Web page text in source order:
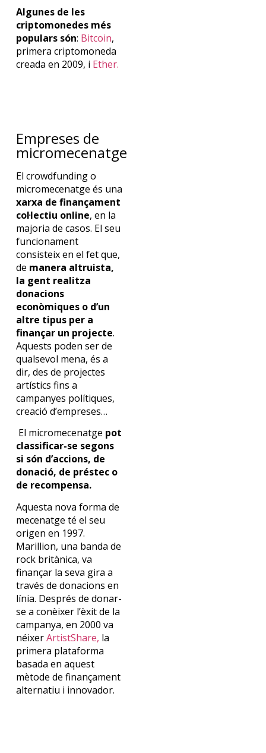
Algunes de les
criptomonedes més
populars són: Bitcoin,
primera criptomoneda
creada en 2009, i Ether.
Empreses de
micromecenatge
El crowdfundingo
micromecenatge és una
xarxa de finançament
col·lectiu online, en la
majoria de casos. El seu
funcionament
consisteix en el fet que,
de manera altruista,
la gent realitza
donacions
econòmiques o d’un
altre tipus per a
finançar un projecte.
Aquests poden ser de
qualsevol mena, és a
dir, des de projectes
artístics fins a
campanyes polítiques,
creació d’empreses…
El micromecenatge pot
classificar-se segons
si són d’accions, de
donació, de préstec o
de recompensa.
Aquesta nova forma de
mecenatge té el seu
origen en 1997.
Marillion, una banda de
rock britànica, va
finançar la seva gira a
través de donacions en
línia. Després de donar-
se a conèixer l’èxit de la
campanya, en 2000 va
néixerArtistShare, la
primera plataforma
basada en aquest
mètode de finançament
alternatiu i innovador.